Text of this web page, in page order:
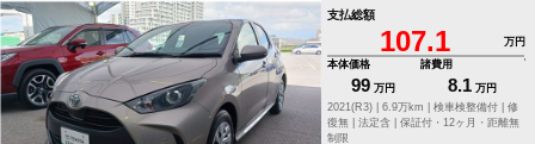
支払総額
107.1
万円
本体価格
99 万円
諸費用
8.1 万円
2021(R3) |
6.9万km | 検車検整備付 | 修
復無 | 法定含 | 保証付・12ヶ月・距離無
制限